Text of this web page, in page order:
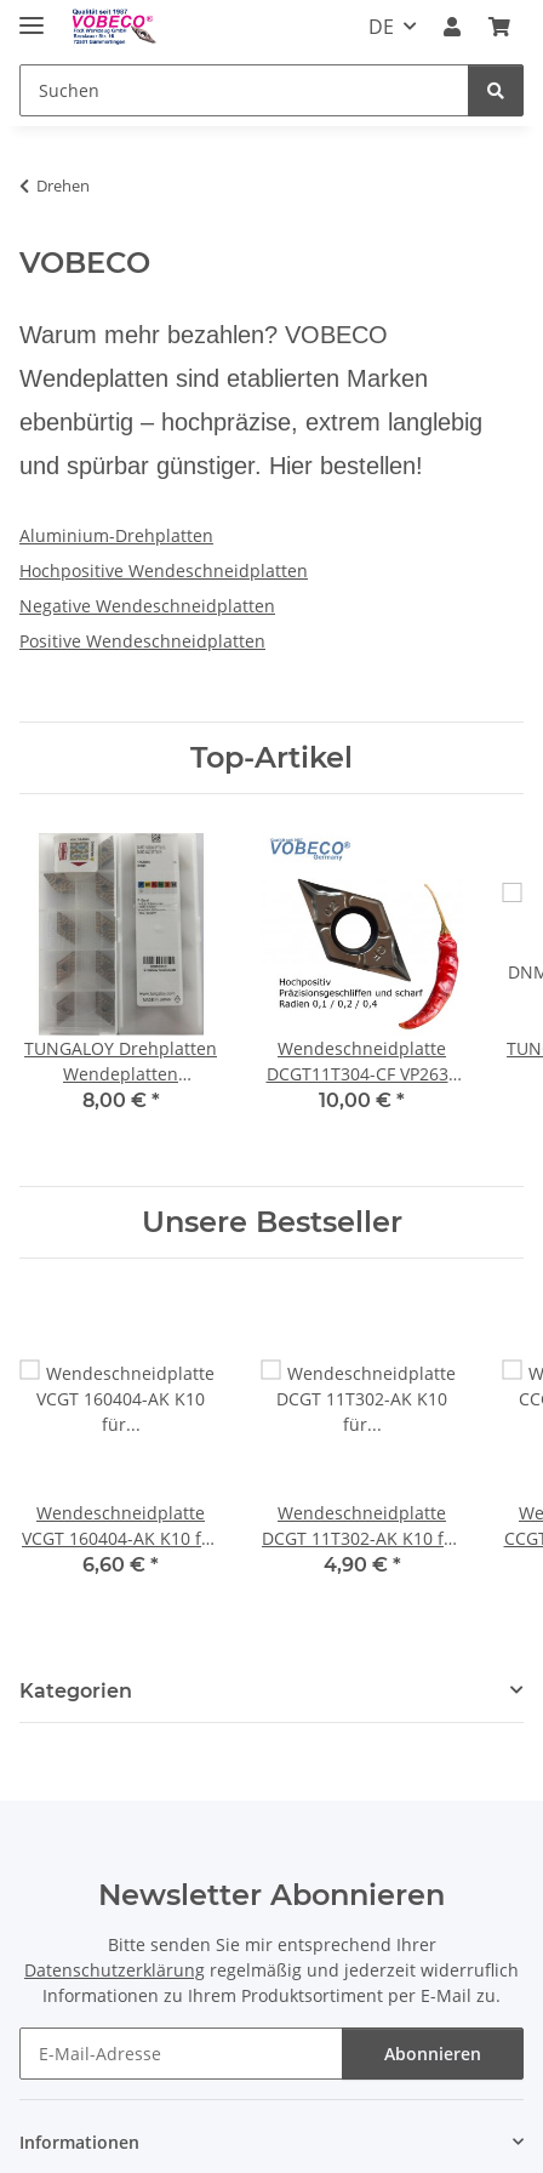
DE
Drehen
VOBECO
Warum mehr bezahlen? VOBECO
Wendeplatten sind etablierten Marken
ebenbürtig – hochpräzise, extrem langlebig
und spürbar günstiger. Hier bestellen!
Aluminium-Drehplatten
Hochpositive Wendeschneidplatten
Negative Wendeschneidplatten
Positive Wendeschneidplatten
Top-Artikel
TUNGALOY Drehplatten
Wendeplatten
DNMG150608-37 T9115
8,00 € *
Wendeschneidplatte
DCGT11T304-CF VP2630
für Stahl, Edelstahl,
10,00 € *
Unsere Bestseller
Wendeschneidplatte
VCGT 160404-AK K10 für
Alu/NE-Metalle
6,60 € *
Wendeschneidplatte
DCGT 11T302-AK K10 für
Alu/NE-Metalle
4,90 € *
Kategorien
Newsletter Abonnieren
Bitte senden Sie mir entsprechend Ihrer
Datenschutzerklärung regelmäßig und jederzeit widerruflich
Informationen zu Ihrem Produktsortiment per E-Mail zu.
Abonnieren
Informationen